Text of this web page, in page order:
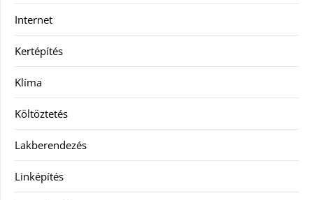
Internet
Kertépítés
Klíma
Költöztetés
Lakberendezés
Linképítés